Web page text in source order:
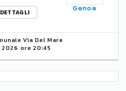
DETTAGLI
Genoa
Via Del Mare
2026 ore 20:45